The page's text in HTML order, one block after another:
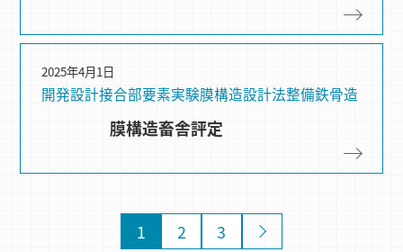
開発設計接合部要素実験膜構造設計法整備鉄骨造
2025年4月1日
膜構造畜舎評定
1 2 3